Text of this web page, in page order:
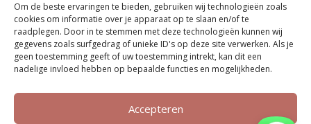
Om de beste ervaringen te bieden, gebruiken wij technologieën zoals
cookies om informatie over je apparaat op te slaan en/of te
raadplegen. Door in te stemmen met deze technologieën kunnen wij
gegevens zoals surfgedrag of unieke ID's op deze site verwerken. Als je
geen toestemming geeft of uw toestemming intrekt, kan dit een
nadelige invloed hebben op bepaalde functies en mogelijkheden.
Accepteren
Geboortedatum
Inschrijven